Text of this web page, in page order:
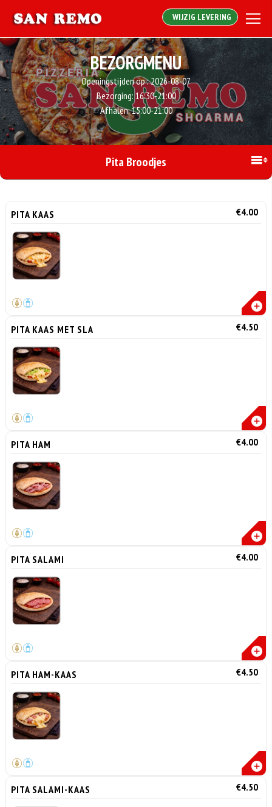
WIJZIG LEVERING
BEZORGMENU
Openingstijden op :2026-08-07
Bezorging: 16:30-21:00
Afhalen:15:00-21:00
Pita Broodjes
PITA KAAS €4.00
PITA KAAS MET SLA €4.50
PITA HAM €4.00
PITA SALAMI €4.00
PITA HAM-KAAS €4.50
PITA SALAMI-KAAS €4.50